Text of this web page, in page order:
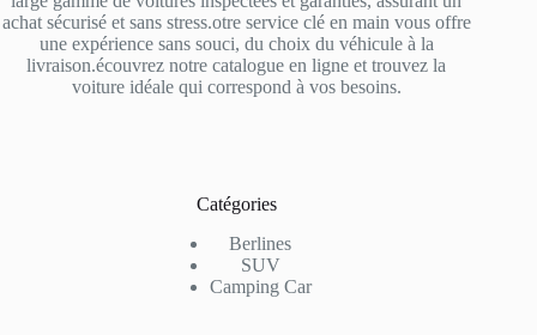
achat sécurisé et sans stress.otre service clé en main vous offre
une expérience sans souci, du choix du véhicule à la
livraison.écouvrez notre catalogue en ligne et trouvez la
voiture idéale qui correspond à vos besoins.
Catégories
Berlines
SUV
Camping Car